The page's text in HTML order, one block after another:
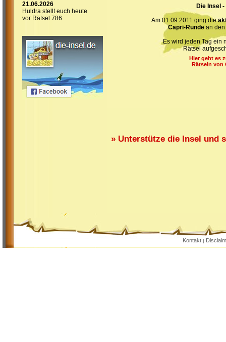
21.06.2026
Huldra stellt euch heute
vor Rätsel 786
Die Insel -
Am 01.09.2011 ging die
Capri-Runde an den
Es wird jeden Tag ein
Rätsel
Hier geht es
Rätseln von
» Unterstütze die Insel und
Kontakt |